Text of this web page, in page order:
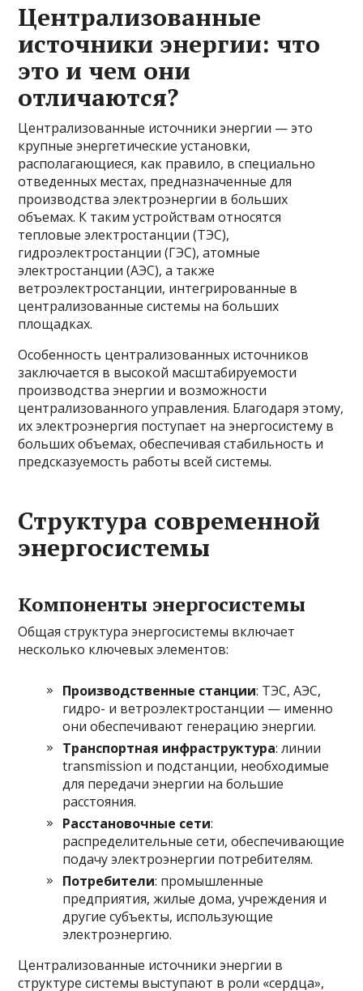
Централизованные
источники энергии: что
это и чем они
отличаются?
Централизованные источники энергии — это
крупные энергетические установки,
располагающиеся, как правило, в специально
отведенных местах, предназначенные для
производства электроэнергии в больших
объемах. К таким устройствам относятся
тепловые электростанции (ТЭС),
гидроэлектростанции (ГЭС), атомные
электростанции (АЭС), а также
ветроэлектростанции, интегрированные в
централизованные системы на больших
площадках.
Особенность централизованных источников
заключается в высокой масштабируемости
производства энергии и возможности
централизованного управления. Благодаря этому,
их электроэнергия поступает на энергосистему в
больших объемах, обеспечивая стабильность и
предсказуемость работы всей системы.
Структура современной
энергосистемы
Компоненты энергосистемы
Общая структура энергосистемы включает
несколько ключевых элементов:
Производственные станции: ТЭС, АЭС,
гидро- и ветроэлектростанции — именно
они обеспечивают генерацию энергии.
Транспортная инфраструктура: линии
transmission и подстанции, необходимые
для передачи энергии на большие
расстояния.
Расстановочные сети:
распределительные сети, обеспечивающие
подачу электроэнергии потребителям.
Потребители: промышленные
предприятия, жилые дома, учреждения и
другие субъекты, использующие
электроэнергию.
Централизованные источники энергии в
структуре системы выступают в роли «сердца»,